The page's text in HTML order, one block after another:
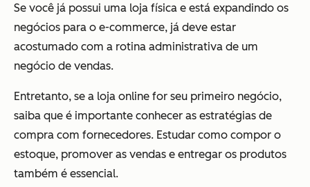
Se você já possui uma loja física e está expandindo os
negócios para o e-commerce, já deve estar
acostumado com a rotina administrativa de um
negócio de vendas.
Entretanto, se a loja online for seu primeiro negócio,
saiba que é importante conhecer as estratégias de
compra com fornecedores. Estudar como compor o
estoque, promover as vendas e entregar os produtos
também é essencial.